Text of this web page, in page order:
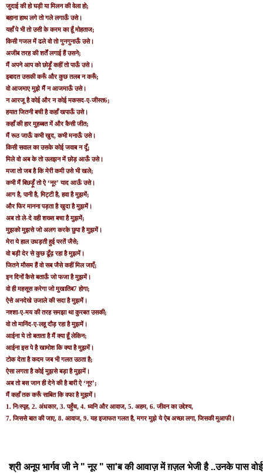
जुदाई की हो घड़ी या मिलन की वेला हो;
बहाना हाथ लगे तो गले लगाऊँ उसे।
यहाँ पे भी तो उसी के करम का हूँ मोहताज;
किसी गजल में ढले वो तो गुनगुनाऊँ उसे।
अजीब तरह की शर्तें लगाई हैं उसने;
मैं अपने आप को छोड़ूँ कहीं तो पाऊँ उसे।
इबादत उसकी करूँ और कुछ तलब न करूँ;
वो आजमाए मुझे मैं न आजमाऊँ उसे।
न आरजू है कोई और न कोई मकसद-ए-जीस्‍त6;
हयात जितनी बची है कहाँ खपाऊँ उसे।
कहाँ की हार मुहब्‍बत में और कैसी जीत;
मैं रूठ जाऊँ कभी खुद, कभी मनाऊँ उसे।
किसी सवाल का उसके कोई जवाब न दूँ;
मिले वो अब के तो उलझन में छोड़ आऊँ उसे।
मजा तो जब है कि मेरी कमी उसे भी खले;
कभी मैं बिछड़ूँ तो ऐ ‘नूर’ याद आऊँ उसे।
आग है, पानी है, मिट्टी है, हवा है मुझमें;
और फिर मानना पड़ता है खुदा है मुझमें।
अब तो ले-दे वही शख्‍स बचा है मुझमें;
मुझको मुझसे जो अलग करके छुपा है मुझमें।
मेरा ये हाल उधड़ती हुई परतें जैसे;
वो बड़ी देर से कुछ ढूँढ़ रहा है मुझमें।
जितने मौसम हैं वो सब जैसे कहीं मिल जाएँ;
इन दिनों कैसे बताऊँ जो फजा है मुझमें।
वो ही महसूस करेगा जो मुखातिब7 होगा;
ऐसे अनदेखे उजाले की सदा है मुझमें।
नश्‍शा-ए-मय की तरह समझा था कुरबत उसकी;
वो तो मानिंद-ए-लहू दौड़ रहा है मुझमें।
आईना ये तो बताता है मैं क्‍या हूँ लेकिन;
आईना इस पे है खामोश कि क्‍या है मुझमें।
टोक देता है कदम जब भी गलत उठता है;
ऐसा लगता है कोई मुझसे बड़ा है मुझमें।
अब तो बस जान ही देने की है बारी ऐ ‘नूर’;
मैं कहाँ तक करूँ साबित कि वफा है मुझमें।
1. निःस्‍पृह, 2. अंधकार, 3. पहुँच, 4. ध्‍वनि और आवाज, 5. अहम, 6. जीवन का उद्देश्‍य,
7. जिससे बात की जाए, 8. आवाज, 9. यह इजाफत गलत है, मगर मुझे ये ऐब अच्‍छा लगा, जिसकी मुआफी।
श्री अनूप भार्गव जी ने " नूर " सा'ब की आवाज़ में ग़ज़ल भेजी है ..उनके पास